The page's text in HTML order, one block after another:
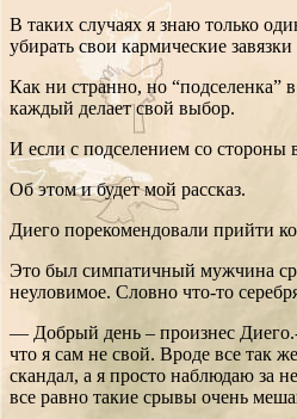
В таких случаях я знаю только
убирать свои кармические
Как ни странно, но “подселенка”
каждый делает свой выбор.
И если с подселением со стороны
Об этом и будет мой рассказ.
Диего порекомендовали прийти
Это был симпатичный мужчина
неуловимое. Словно что-то
— Добрый день – произнес Диего.-
что я сам не свой. Вроде все так
скандал, а я просто наблюдаю за
все равно такие срывы очень